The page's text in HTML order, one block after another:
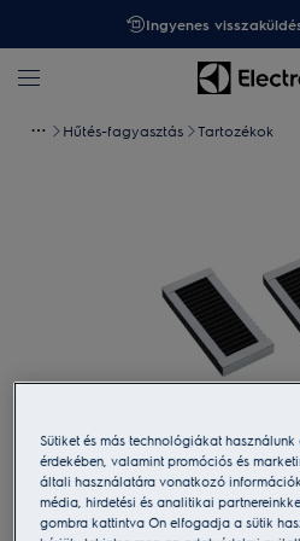
Ingyenes
Hűtés-fagyasztás Tartozékok
Koppintson a
Sütiket és más technológiákat
érdekében, valamint promóciós és
általi használatára vonatkozó
média, hirdetési és analitikai
gombra kattintva Ön elfogadja a sütik